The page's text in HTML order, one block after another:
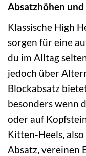
Absatzhöhen
Klassische High
sorgen für eine
du im Alltag
jedoch über
Blockabsatz
besonders wenn
oder auf
Kitten-Heels,
Absatz, vereinen